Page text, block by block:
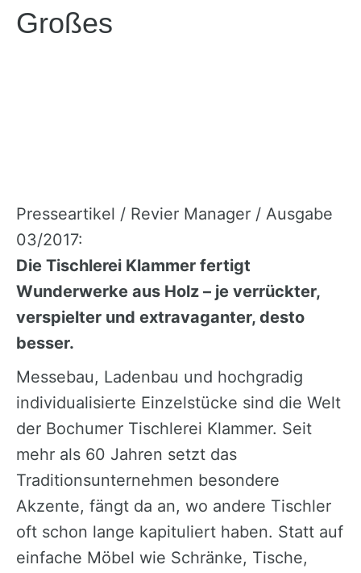
Großes
Presseartikel / Revier Manager / Ausgabe
03/2017:
Die Tischlerei Klammer fertigt
Wunderwerke aus Holz – je verrückter,
verspielter und extravaganter, desto
besser.
Messebau, Ladenbau und hochgradig
individualisierte Einzelstücke sind die Welt
der Bochumer Tischlerei Klammer. Seit
mehr als 60 Jahren setzt das
Traditionsunternehmen besondere
Akzente, fängt da an, wo andere Tischler
oft schon lange kapituliert haben. Statt auf
einfache Möbel wie Schränke, Tische,